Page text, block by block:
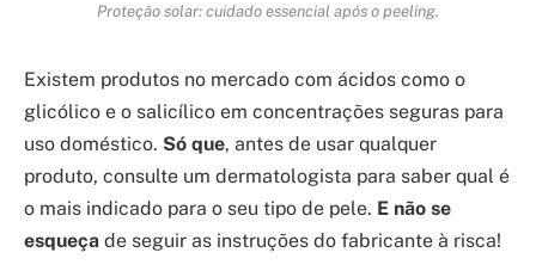
Proteção solar: cuidado essencial após o peeling.
Existem produtos no mercado com ácidos como o
glicólico e o salicílico em concentrações seguras para
uso doméstico. Só que, antes de usar qualquer
produto, consulte um dermatologista para saber qual é
o mais indicado para o seu tipo de pele. E não se
esqueça de seguir as instruções do fabricante à risca!